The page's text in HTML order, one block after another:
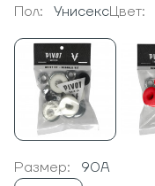
Пол:
УнисексЦвет:
Размер:
90A